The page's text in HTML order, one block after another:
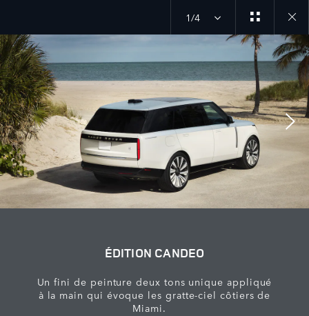
1/4
Close
gallery
ÉDITION CANDEO
Un fini de peinture deux tons unique appliqué
à la main qui évoque les gratte-ciel côtiers de
Miami.